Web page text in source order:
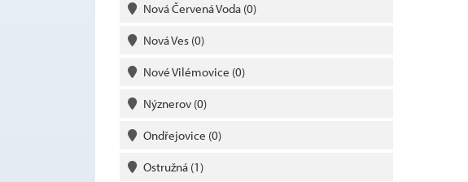
Nová Červená Voda (0)
Nová Ves (0)
Nové Vilémovice (0)
Nýznerov (0)
Ondřejovice (0)
Ostružná (1)